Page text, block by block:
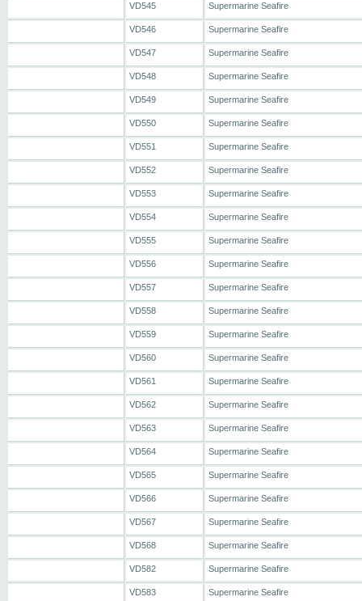
VD545 Supermarine Seafire
VD546 Supermarine Seafire
VD547 Supermarine Seafire
VD548 Supermarine Seafire
VD549 Supermarine Seafire
VD550 Supermarine Seafire
VD551 Supermarine Seafire
VD552 Supermarine Seafire
VD553 Supermarine Seafire
VD554 Supermarine Seafire
VD555 Supermarine Seafire
VD556 Supermarine Seafire
VD557 Supermarine Seafire
VD558 Supermarine Seafire
VD559 Supermarine Seafire
VD560 Supermarine Seafire
VD561 Supermarine Seafire
VD562 Supermarine Seafire
VD563 Supermarine Seafire
VD564 Supermarine Seafire
VD565 Supermarine Seafire
VD566 Supermarine Seafire
VD567 Supermarine Seafire
VD568 Supermarine Seafire
VD582 Supermarine Seafire
VD583 Supermarine Seafire